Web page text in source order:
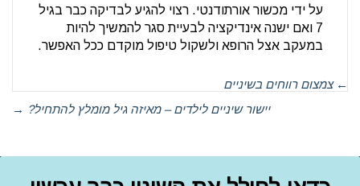
על ידי מכשור אורתודנטי. רצוי להגיע לבדיקה כבר בגיל
7 ואם ישנה אינדיקציה לבעיית סגר להמשיך להיות
במעקב אצל הרופא ולשקול טיפול מוקדם ככל האפשר.
← צמצום רווחים בשיניים
יישור שיניים לילדים – מאיזה גיל מומלץ להתחיל? →